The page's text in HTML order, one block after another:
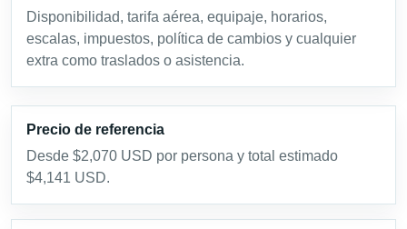
Disponibilidad, tarifa aérea, equipaje, horarios,
escalas, impuestos, política de cambios y cualquier
extra como traslados o asistencia.
Precio de referencia
Desde $2,070 USD por persona y total estimado
$4,141 USD.